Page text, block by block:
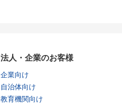
法人・企業のお客様
企業向け
自治体向け
教育機関向け